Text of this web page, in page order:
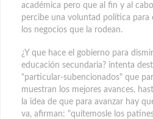
académica pero que al fin y al
percibe una voluntad política para
los negocios que la rodean.
¿Y que hace el gobierno para
educación secundaria? intenta
"particular-subencionados" que
muestran los mejores avances,
la idea de que para avanzar hay
va, afirman: "quitemosle los